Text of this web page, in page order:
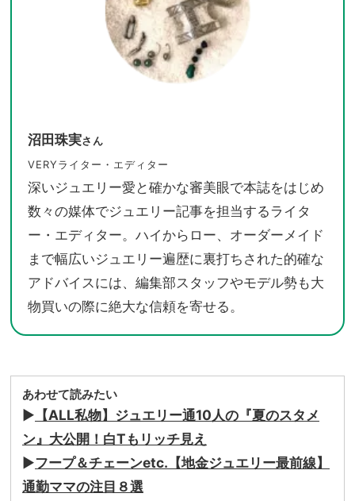
沼田珠実さん
VERYライター・エディター
深いジュエリー愛と確かな審美眼で本誌をはじめ
数々の媒体でジュエリー記事を担当するライタ
ー・エディター。ハイからロー、オーダーメイド
まで幅広いジュエリー遍歴に裏打ちされた的確な
アドバイスには、編集部スタッフやモデル勢も大
物買いの際に絶大な信頼を寄せる。
あわせて読みたい
▶︎ 【ALL私物】ジュエリー通10人の『夏のスタメ
ン』大公開！白Tもリッチ見え
▶︎フープ＆チェーンetc.【地金ジュエリー最前線】
通勤ママの注目８選